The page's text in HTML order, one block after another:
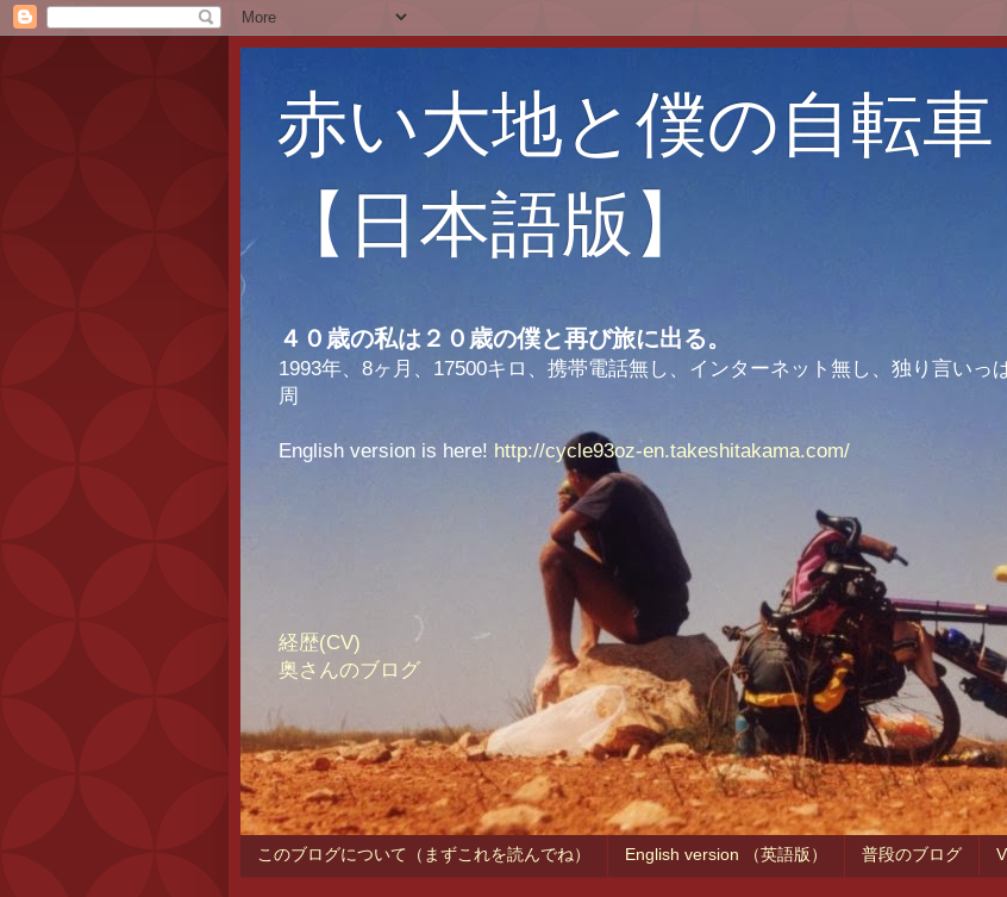
赤い大地と僕の自転車
【日本語版】
４０歳の私は２０歳の僕と再び旅に出る。
1993年、8ヶ月、17500キロ、携帯電話無し、インターネット無し、独り言いっ
周
English version is here! http://cycle93oz-en.takeshitakama.com/
経歴(CV)
奥さんのブログ
このブログについて（まずこれを読んでね） English version （英語版） 普段のブログ